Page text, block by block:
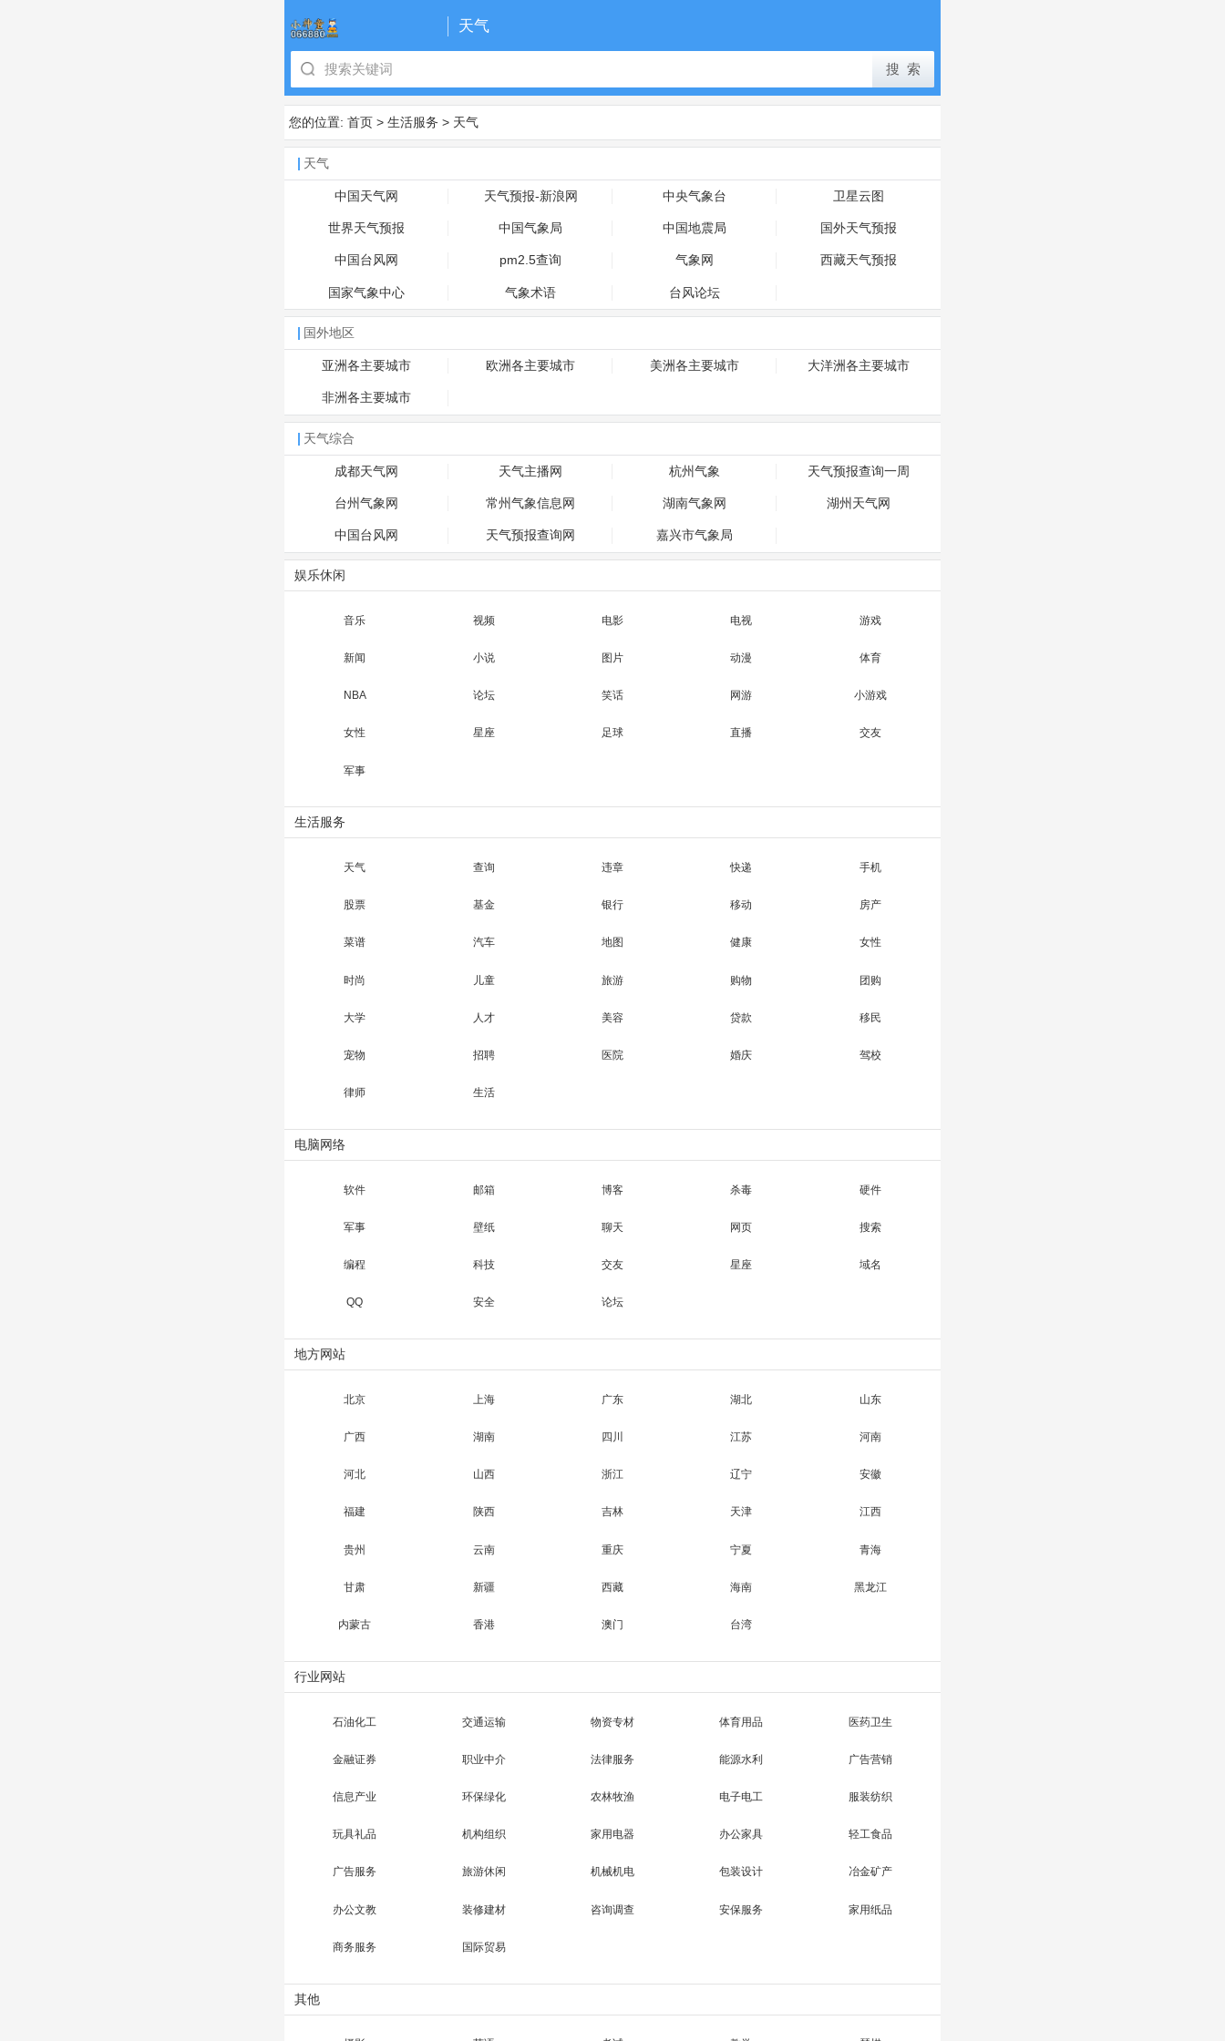
天气
您的位置: 首页 > 生活服务 > 天气
天气
中国天气网 天气预报-新浪网 中央气象台 卫星云图
世界天气预报 中国气象局 中国地震局 国外天气预报
中国台风网 pm2.5查询 气象网 西藏天气预报
国家气象中心 气象术语 台风论坛
国外地区
亚洲各主要城市 欧洲各主要城市 美洲各主要城市 大洋洲各主要城市
非洲各主要城市
天气综合
成都天气网 天气主播网 杭州气象 天气预报查询一周
台州气象网 常州气象信息网 湖南气象网 湖州天气网
中国台风网 天气预报查询网 嘉兴市气象局
娱乐休闲
音乐 视频 电影 电视 游戏
新闻 小说 图片 动漫 体育
NBA 论坛 笑话 网游 小游戏
女性 星座 足球 直播 交友
军事
生活服务
天气 查询 违章 快递 手机
股票 基金 银行 移动 房产
菜谱 汽车 地图 健康 女性
时尚 儿童 旅游 购物 团购
大学 人才 美容 贷款 移民
宠物 招聘 医院 婚庆 驾校
律师 生活
电脑网络
软件 邮箱 博客 杀毒 硬件
军事 壁纸 聊天 网页 搜索
编程 科技 交友 星座 域名
QQ 安全 论坛
地方网站
北京 上海 广东 湖北 山东
广西 湖南 四川 江苏 河南
河北 山西 浙江 辽宁 安徽
福建 陕西 吉林 天津 江西
贵州 云南 重庆 宁夏 青海
甘肃 新疆 西藏 海南 黑龙江
内蒙古 香港 澳门 台湾
行业网站
石油化工 交通运输 物资专材 体育用品 医药卫生
金融证券 职业中介 法律服务 能源水利 广告营销
信息产业 环保绿化 农林牧渔 电子电工 服装纺织
玩具礼品 机构组织 家用电器 办公家具 轻工食品
广告服务 旅游休闲 机械机电 包装设计 冶金矿产
办公文教 装修建材 咨询调查 安保服务 家用纸品
商务服务 国际贸易
其他